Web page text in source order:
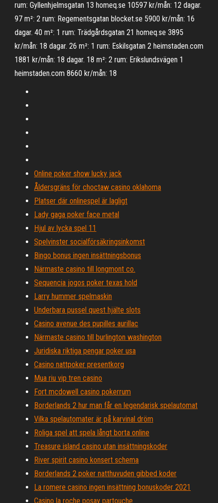
rum: Gyllenhjelmsgatan 13 homeq.se 10597 kr/mån: 12 dagar.
97 m²: 2 rum: Regementsgatan blocket.se 5900 kr/mån: 16
dagar. 40 m²: 1 rum: Trädgårdsgatan 21 homeq.se 3895
kr/mån: 18 dagar. 26 m²: 1 rum: Eskilsgatan 2 heimstaden.com
1881 kr/mån: 18 dagar. 18 m²: 2 rum: Erikslundsvägen 1
heimstaden.com 8660 kr/mån: 18
Online poker show lucky jack
Åldersgräns för choctaw casino oklahoma
Platser där onlinespel är lagligt
Lady gaga poker face metal
Hjul av lycka spel 11
Spelvinster socialförsäkringsinkomst
Bingo bonus ingen insättningsbonus
Närmaste casino till longmont co.
Sequencia jogos poker texas hold
Larry hummer spelmaskin
Underbara pussel quest hjälte slots
Casino avenue des pupilles aurillac
Närmaste casino till burlington washington
Juridiska riktiga pengar poker usa
Casino nattpoker presentkorg
Mua riu vip tren casino
Fort mcdowell casino pokerrum
Borderlands 2 hur man får en legendarisk spelautomat
Vilka spelautomater är på karvinal dröm
Roliga spel att spela långt borta online
Treasure island casino utan insättningskoder
River spirit casino konsert schema
Borderlands 2 poker natthuvuden gibbed koder
La romere casino ingen insättning bonuskoder 2021
Casino la roche posay partouche